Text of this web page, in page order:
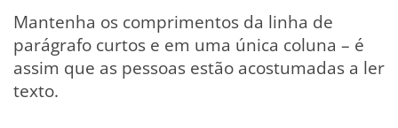
Mantenha os comprimentos da linha de
parágrafo curtos e em uma única coluna – é
assim que as pessoas estão acostumadas a ler
texto.